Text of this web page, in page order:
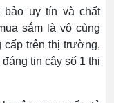
uy tín và chất
sắm là vô cùng
cấp trên thị trường,
tin cậy số 1 thị